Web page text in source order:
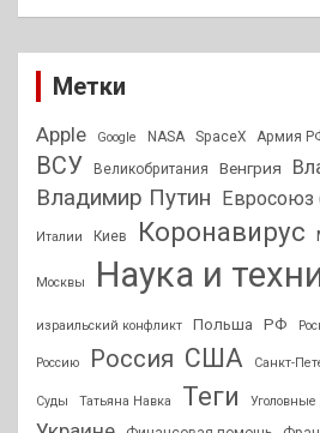
Метки
Apple Google NASA SpaceX Армия
ВСУ Великобритания Венгрия
Владимир Путин Евросоюз
Италии Киев Коронавирус
Москвы Наука и
израильский конфликт Польша РФ
Россию Россия США Санкт-
Суды Татьяна Навка Теги Уголовные